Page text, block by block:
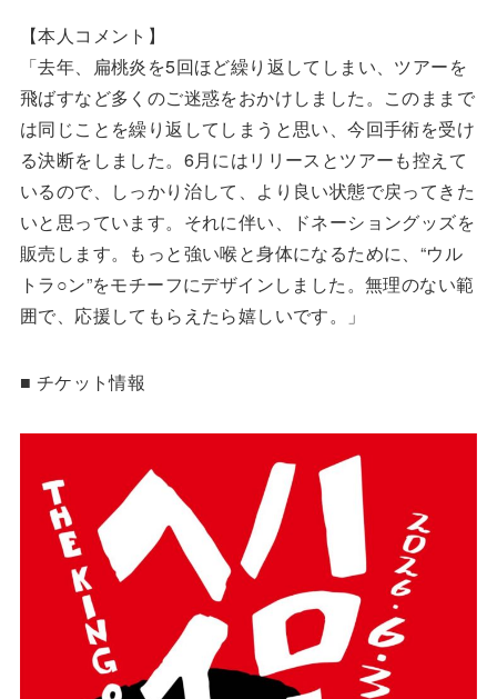
【本人コメント】
「去年、扁桃炎を5回ほど繰り返してしまい、ツアーを
飛ばすなど多くのご迷惑をおかけしました。このままで
は同じことを繰り返してしまうと思い、今回手術を受け
る決断をしました。6月にはリリースとツアーも控えて
いるので、しっかり治して、より良い状態で戻ってきた
いと思っています。それに伴い、ドネーショングッズを
販売します。もっと強い喉と身体になるために、“ウル
トラ○ン”をモチーフにデザインしました。無理のない範
囲で、応援してもらえたら嬉しいです。」
■ チケット情報